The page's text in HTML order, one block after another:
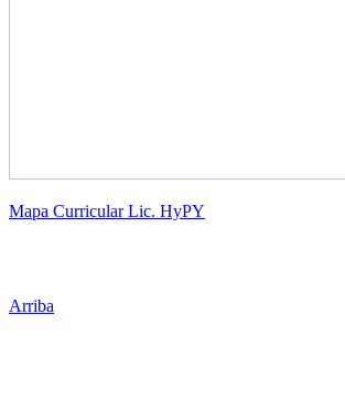
Mapa Curricular Lic. HyPY
Arriba